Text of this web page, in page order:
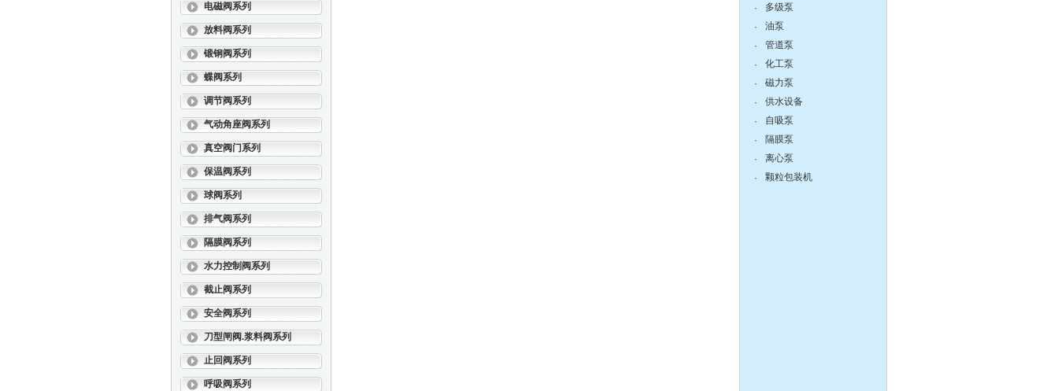
电磁阀系列
放料阀系列
锻钢阀系列
蝶阀系列
调节阀系列
气动角座阀系列
真空阀门系列
保温阀系列
球阀系列
排气阀系列
隔膜阀系列
水力控制阀系列
截止阀系列
安全阀系列
刀型闸阀.浆料阀系列
止回阀系列
呼吸阀系列
CQ系列耐腐蚀化工磁力泵
离心泵:ISG系列单级单吸立
式管道离心泵
·
多级泵
·
油泵
·
管道泵
·
化工泵
·
磁力泵
·
供水设备
·
自吸泵
·
隔膜泵
·
离心泵
·
颗粒包装机